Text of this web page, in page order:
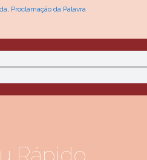
, Proclamação da Palavra
Rápido